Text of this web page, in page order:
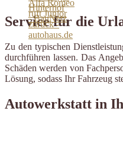
Service für die
Zu den typischen
durchführen lassen. Das
Schäden werden von
Lösung, sodass Ihr Fahrzeug
Autowerkstatt in